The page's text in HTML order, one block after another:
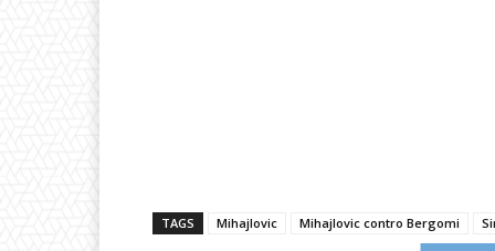
TAGS Mihajlovic Mihajlovic contro Bergomi